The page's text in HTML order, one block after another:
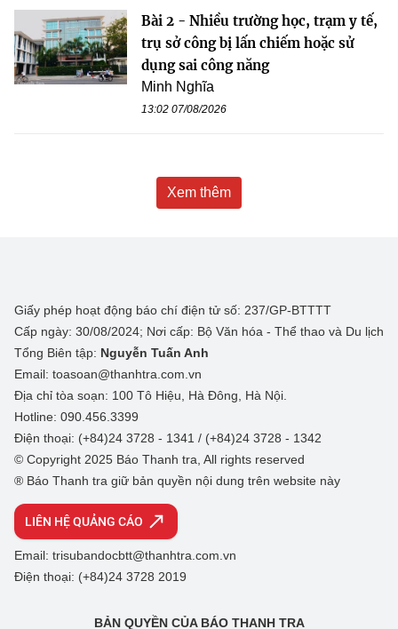
Bài 2 - Nhiều trường học, trạm y tế,
trụ sở công bị lấn chiếm hoặc sử
dụng sai công năng
Minh Nghĩa
13:02 07/08/2026
Xem thêm
Giấy phép hoạt động báo chí điện tử số: 237/GP-BTTTT
Cấp ngày: 30/08/2024; Nơi cấp: Bộ Văn hóa - Thể thao và Du lịch
Tổng Biên tập: Nguyễn Tuấn Anh
Email: toasoan@thanhtra.com.vn
Địa chỉ tòa soạn: 100 Tô Hiệu, Hà Đông, Hà Nội.
Hotline: 090.456.3399
Điện thoại: (+84)24 3728 - 1341 / (+84)24 3728 - 1342
© Copyright 2025 Báo Thanh tra, All rights reserved
® Báo Thanh tra giữ bản quyền nội dung trên website này
LIÊN HỆ QUẢNG CÁO
Email: trisubandocbtt@thanhtra.com.vn
Điện thoại: (+84)24 3728 2019
BẢN QUYỀN CỦA BÁO THANH TRA